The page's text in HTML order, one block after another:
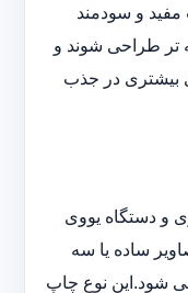
مفید و سودمند
تر طراحی شوند و
بیشتری در جذب
و دستگاه یووی
ساده یا سه
شود.این نوع چاپ